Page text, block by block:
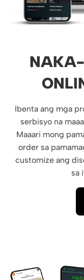
NAKA-
Ibenta ang mga
serbisyo na
Maaari mong
order sa
customize ang
sa